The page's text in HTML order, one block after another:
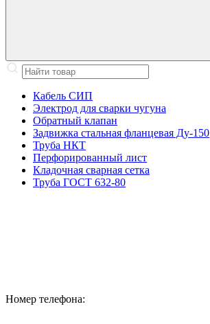
Кабель СИП
Электрод для сварки чугуна
Обратный клапан
Задвижка стальная фланцевая Ду-150
Труба НКТ
Перфорированный лист
Кладочная сварная сетка
Труба ГОСТ 632-80
Номер телефона: